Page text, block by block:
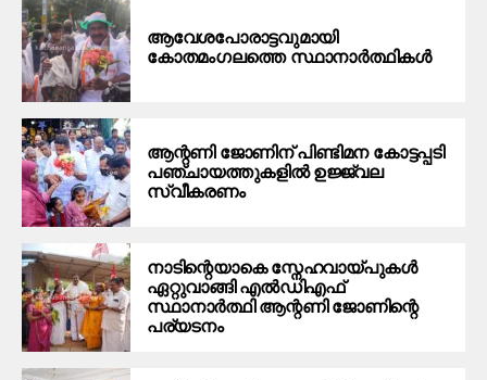
ആവേശപോരാട്ടവുമായി
കോതമംഗലത്തെ സ്ഥാനാര്‍ത്ഥികള്‍
ആന്റണി ജോണിന് പിണ്ടിമന കോട്ടപ്പടി
പഞ്ചായത്തുകളിൽ ഉജ്ജ്വല
സ്വീകരണം
നാടിന്റെയാകെ സ്നേഹവായ്പുകൾ
ഏറ്റുവാങ്ങി എൽഡിഎഫ്
സ്ഥാനാർത്ഥി ആന്റണി ജോണിന്റെ
പര്യടനം